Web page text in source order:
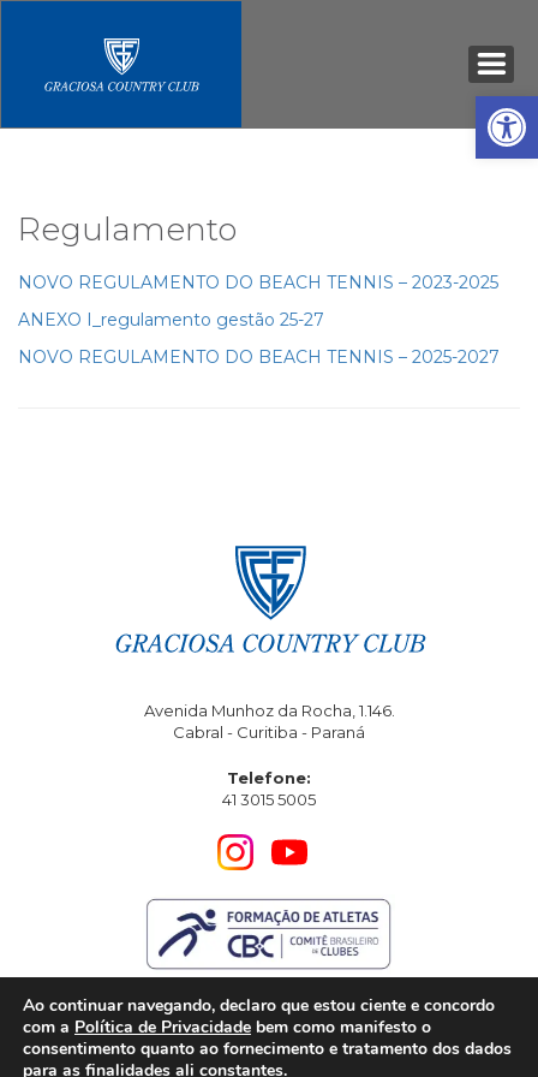
Regulamento
NOVO REGULAMENTO DO BEACH TENNIS – 2023-2025
ANEXO I_regulamento gestão 25-27
NOVO REGULAMENTO DO BEACH TENNIS – 2025-2027
Avenida Munhoz da Rocha, 1.146.
Cabral - Curitiba - Paraná
Telefone:
41 3015 5005
Ao continuar navegando, declaro que estou ciente e concordo
com a Política de Privacidade bem como manifesto o
consentimento quanto ao fornecimento e tratamento dos dados
para as finalidades ali constantes.